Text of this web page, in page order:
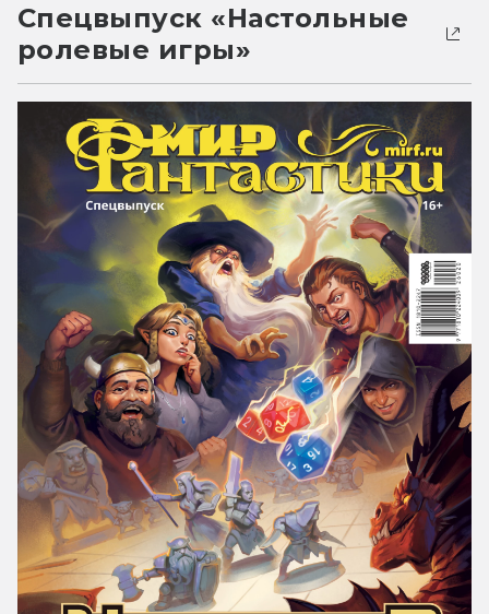
Спецвыпуск «Настольные
ролевые игры»